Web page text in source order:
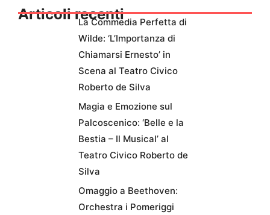
Articoli recentiLa Commedia Perfetta di
Wilde: ‘L’Importanza di
Chiamarsi Ernesto’ in
Scena al Teatro Civico
Roberto de Silva
Magia e Emozione sul
Palcoscenico: ‘Belle e la
Bestia – Il Musical’ al
Teatro Civico Roberto de
Silva
Omaggio a Beethoven:
Orchestra i Pomeriggi